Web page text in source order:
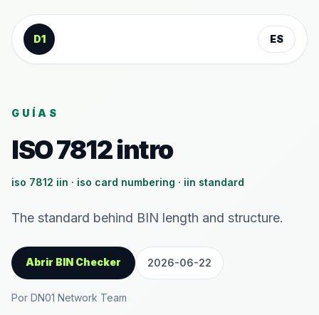
Saltar al contenido
D1
ES
GUÍAS
ISO 7812 intro
iso 7812 iin · iso card numbering · iin standard
The standard behind BIN length and structure.
Abrir BIN Checker 2026-06-22
Por DN01 Network Team